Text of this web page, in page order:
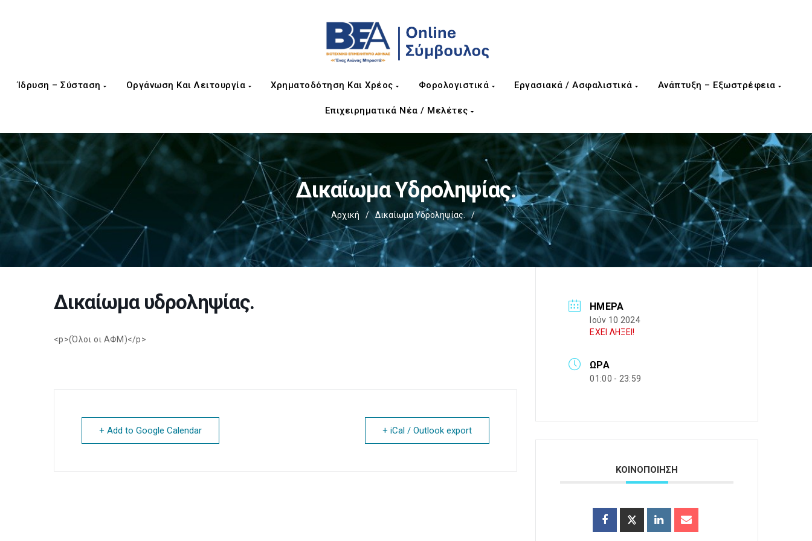
Ίδρυση – Σύσταση Οργάνωση Και Λειτουργία Χρηματοδότηση Και Χρέος Φορολογιστικά Εργασιακά / Ασφαλιστικά Ανάπτυξη – Εξωστρέφεια
Επιχειρηματικά Νέα / Μελέτες
Δικαίωμα Υδροληψίας.
Αρχική / Δικαίωμα Υδροληψίας. /
Δικαίωμα υδροληψίας.
<p>(Όλοι οι ΑΦΜ)</p>
+ Add to Google Calendar + iCal / Outlook export
ΗΜΈΡΑ
Ιούν 10 2024
ΕΧΕΙ ΛΗΞΕΙ!
ΏΡΑ
01:00 - 23:59
ΚΟΙΝΟΠΟΙΗΣΗ